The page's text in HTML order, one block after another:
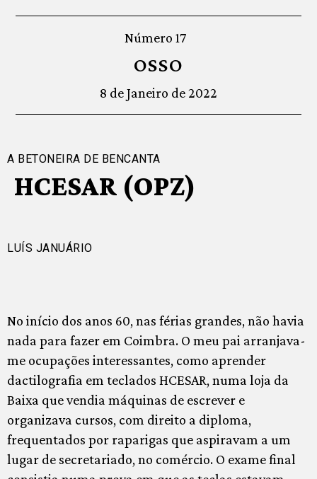
Número 17
OSSO
8 de Janeiro de 2022
A BETONEIRA DE BENCANTA
HCESAR (OPZ)
LUÍS JANUÁRIO
No início dos anos 60, nas férias grandes, não havia
nada para fazer em Coimbra. O meu pai arranjava-
me ocupações interessantes, como aprender
dactilografia em teclados HCESAR, numa loja da
Baixa que vendia máquinas de escrever e
organizava cursos, com direito a diploma,
frequentados por raparigas que aspiravam a um
lugar de secretariado, no comércio. O exame final